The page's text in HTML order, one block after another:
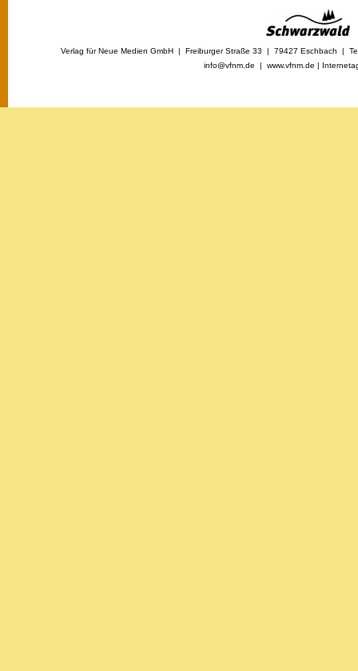
Verlag für Neue Medien GmbH | Freiburger Straße 33 | 79427 Eschbach |
info@vfnm.de | www.vfnm.de |